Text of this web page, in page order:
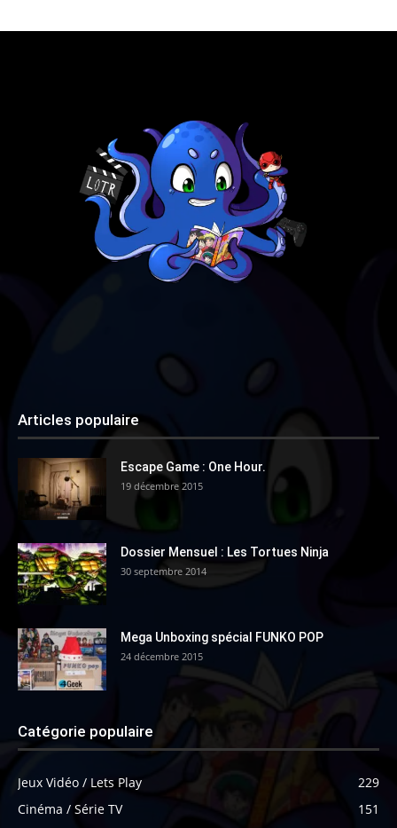
Articles populaire
Escape Game : One Hour.
19 décembre 2015
Dossier Mensuel : Les Tortues Ninja
30 septembre 2014
Mega Unboxing spécial FUNKO POP
24 décembre 2015
Catégorie populaire
Jeux Vidéo / Lets Play
229
Cinéma / Série TV
151